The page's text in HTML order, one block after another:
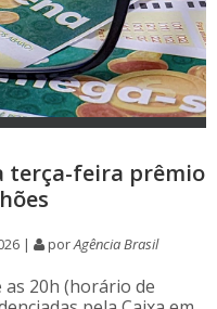
terça-feira prêmio
| porAgência Brasil
20h (horário de